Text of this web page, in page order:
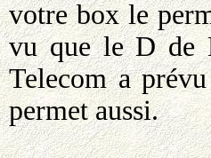
votre box le
vu que le D de
Telecom a
permet aussi.